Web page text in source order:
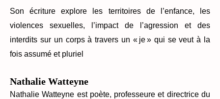
Son écriture explore les territoires de l’enfance, les
violences sexuelles, l’impact de l’agression et des
interdits sur un corps à travers un « je » qui se veut à la
fois assumé et pluriel
Nathalie Watteyne
Nathalie Watteyne est poète, professeure et directrice du